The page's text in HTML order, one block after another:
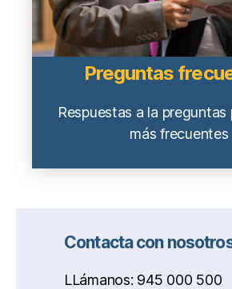
Preguntas
Respuestas a la preguntas
más frecuentes
Contacta con
LLámanos: 945 000 500